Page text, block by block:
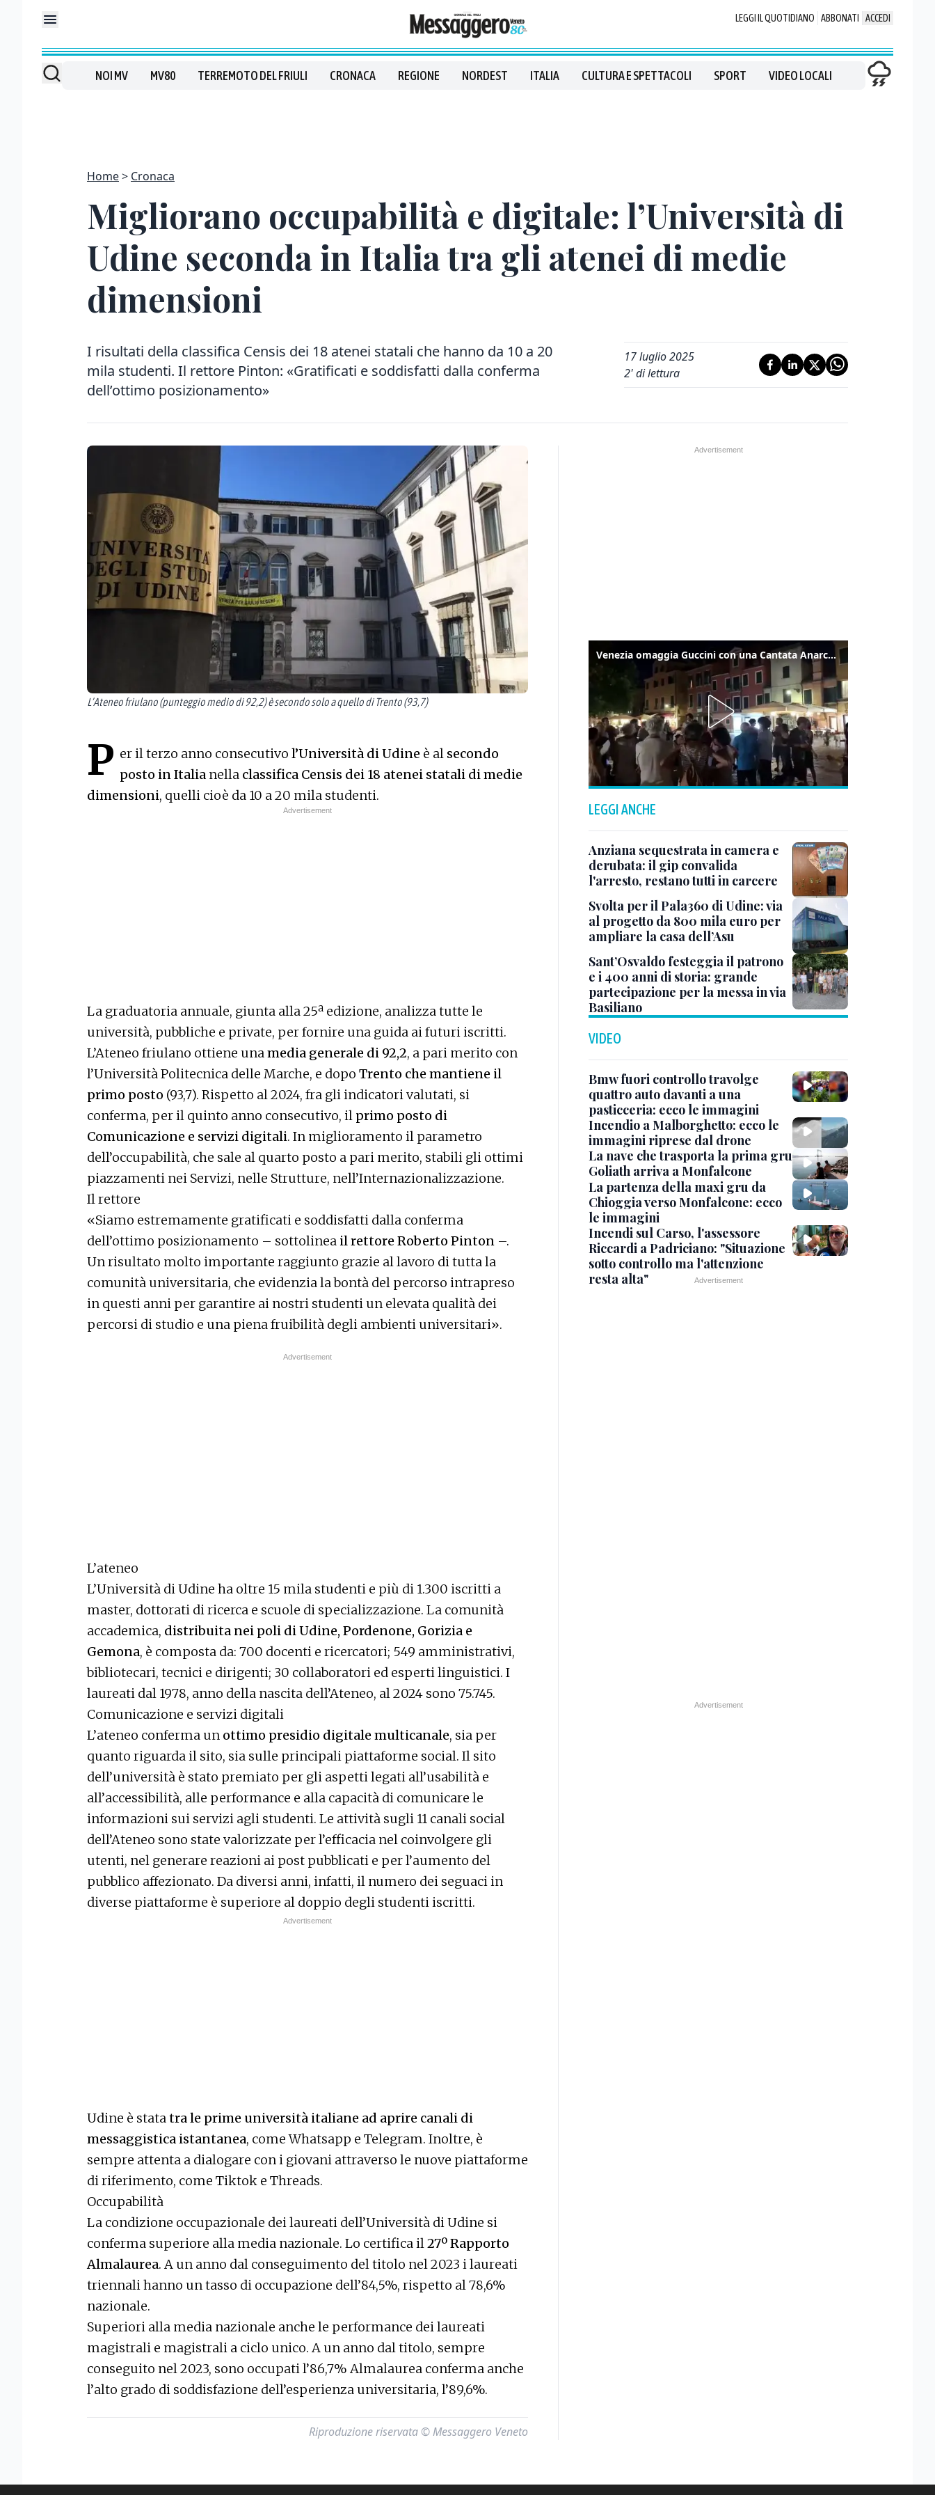
LEGGI IL QUOTIDIANO ABBONATI ACCEDI
NOI MV MV80 TERREMOTO DEL FRIULI CRONACA REGIONE NORDEST ITALIA CULTURA E SPETTACOLI SPORT VIDEO LOCALI
Home Cronaca
Migliorano occupabilità e digitale: l’Università di
Udine seconda in Italia tra gli atenei di medie
dimensioni
I risultati della classifica Censis dei 18 atenei statali che hanno da 10 a 20
mila studenti. Il rettore Pinton: «Gratificati e soddisfatti dalla conferma
dell’ottimo posizionamento»
17 luglio 2025
2' di lettura
L’Ateneo friulano (punteggio medio di 92,2) è secondo solo a quello di Trento (93,7)
P er il terzo anno consecutivo l’Università di Udine è al secondo
posto in Italia nella classifica Censis dei 18 atenei statali di medie
dimensioni, quelli cioè da 10 a 20 mila studenti.
La graduatoria annuale, giunta alla 25ª edizione, analizza tutte le
università, pubbliche e private, per fornire una guida ai futuri iscritti.
L’Ateneo friulano ottiene unamedia generale di 92,2, a pari merito con
l’Università Politecnica delle Marche, e dopo Trento che mantiene il
primo posto (93,7). Rispetto al 2024, fra gli indicatori valutati, si
conferma, per il quinto anno consecutivo, il primo posto di
Comunicazione e servizi digitali. In miglioramento il parametro
dell’occupabilità, che sale al quarto posto a pari merito, stabili gli ottimi
piazzamenti nei Servizi, nelle Strutture, nell’Internazionalizzazione.
Il rettore
«Siamo estremamente gratificati e soddisfatti dalla conferma
dell’ottimo posizionamento – sottolinea il rettore Roberto Pinton –.
Un risultato molto importante raggiunto grazie al lavoro di tutta la
comunità universitaria, che evidenzia la bontà del percorso intrapreso
in questi anni per garantire ai nostri studenti un elevata qualità dei
percorsi di studio e una piena fruibilità degli ambienti universitari».
L’ateneo
L’Università di Udine ha oltre 15 mila studenti e più di 1.300 iscritti a
master, dottorati di ricerca e scuole di specializzazione. La comunità
accademica, distribuita nei poli di Udine, Pordenone, Gorizia e
Gemona, è composta da: 700 docenti e ricercatori; 549 amministrativi,
bibliotecari, tecnici e dirigenti; 30 collaboratori ed esperti linguistici. I
laureati dal 1978, anno della nascita dell’Ateneo, al 2024 sono 75.745.
Comunicazione e servizi digitali
L’ateneo conferma un ottimo presidio digitale multicanale, sia per
quanto riguarda il sito, sia sulle principali piattaforme social. Il sito
dell’università è stato premiato per gli aspetti legati all’usabilità e
all’accessibilità, alle performance e alla capacità di comunicare le
informazioni sui servizi agli studenti. Le attività sugli 11 canali social
dell’Ateneo sono state valorizzate per l’efficacia nel coinvolgere gli
utenti, nel generare reazioni ai post pubblicati e per l’aumento del
pubblico affezionato. Da diversi anni, infatti, il numero dei seguaci in
diverse piattaforme è superiore al doppio degli studenti iscritti.
Udine è statatra le prime università italiane ad aprire canali di
messaggistica istantanea, come Whatsapp e Telegram. Inoltre, è
sempre attenta a dialogare con i giovani attraverso le nuove piattaforme
di riferimento, come Tiktok e Threads.
Occupabilità
La condizione occupazionale dei laureati dell’Università di Udine si
conferma superiore alla media nazionale. Lo certifica il27º Rapporto
Almalaurea. A un anno dal conseguimento del titolo nel 2023 i laureati
triennali hanno un tasso di occupazione dell’84,5%, rispetto al 78,6%
nazionale.
Superiori alla media nazionale anche le performance dei laureati
magistrali e magistrali a ciclo unico. A un anno dal titolo, sempre
conseguito nel 2023, sono occupati l’86,7% Almalaurea conferma anche
l’alto grado di soddisfazione dell’esperienza universitaria, l’89,6%.
Riproduzione riservata © Messaggero Veneto
Venezia omaggia Guccini con una Cantata Anarchica in campo Santa Margherita
LEGGI ANCHE
Anziana sequestrata in camera e
derubata: il gip convalida
l'arresto, restano tutti in carcere
Svolta per il Pala360 di Udine: via
al progetto da 800 mila euro per
ampliare la casa dell’Asu
Sant’Osvaldo festeggia il patrono
e i 400 anni di storia: grande
partecipazione per la messa in via
Basiliano
VIDEO
Bmw fuori controllo travolge
quattro auto davanti a una
pasticceria: ecco le immagini
Incendio a Malborghetto: ecco le
immagini riprese dal drone
La nave che trasporta la prima gru
Goliath arriva a Monfalcone
La partenza della maxi gru da
Chioggia verso Monfalcone: ecco
le immagini
Incendi sul Carso, l'assessore
Riccardi a Padriciano: "Situazione
sotto controllo ma l'attenzione
resta alta"